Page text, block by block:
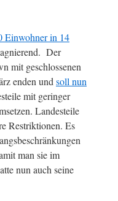
Einwohner in 14
Der
mit geschlossenen
enden und soll nun
mit geringer
Landesteile
Restriktionen. Es
man sie im
nun auch seine